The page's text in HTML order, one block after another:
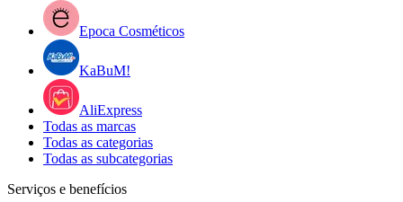
Epoca Cosméticos
KaBuM!
AliExpress
Todas as marcas
Todas as categorias
Todas as subcategorias
Serviços e benefícios